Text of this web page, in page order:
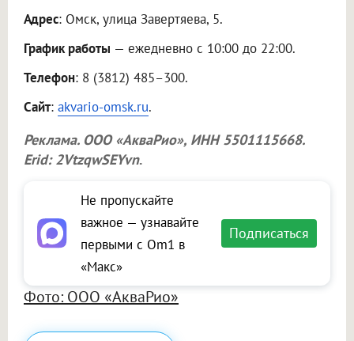
Адрес: Омск, улица Завертяева, 5.
График работы — ежедневно с 10:00 до 22:00.
Телефон: 8 (3812) 485–300.
Сайт: akvario-omsk.ru.
Реклама. ООО «АкваРио», ИНН 5501115668.
Erid: 2VtzqwSEYvn.
Не пропускайте
важное — узнавайте
первыми с Om1 в
«Макс»
Подписаться
Фото: ООО «АкваРио»